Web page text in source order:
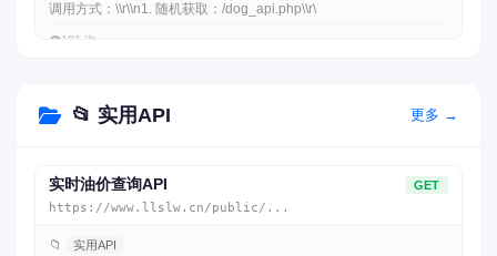
调用方式：\\r\\n1. 随机获取：/dog_api.php\\r\
👁️191 次
📂 实用API 更多 →
实时油价查询API GET
https://www.llslw.cn/public/...
📁 实用API